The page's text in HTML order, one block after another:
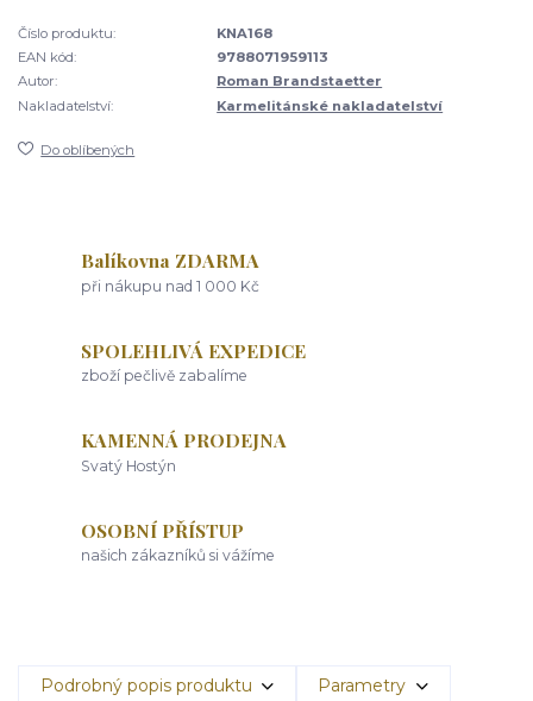
Číslo produktu:
KNA168
EAN kód:
9788071959113
Autor:
Roman Brandstaetter
Nakladatelství:
Karmelitánské nakladatelství
Do oblíbených
Balíkovna ZDARMA
při nákupu nad 1 000 Kč
SPOLEHLIVÁ EXPEDICE
zboží pečlivě zabalíme
KAMENNÁ PRODEJNA
Svatý Hostýn
OSOBNÍ PŘÍSTUP
našich zákazníků si vážíme
Podrobný popis produktu Parametry